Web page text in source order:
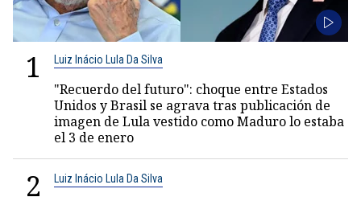
1 Luiz Inácio Lula Da Silva
"Recuerdo del futuro": choque entre Estados
Unidos y Brasil se agrava tras publicación de
imagen de Lula vestido como Maduro lo estaba
el 3 de enero
2 Luiz Inácio Lula Da Silva